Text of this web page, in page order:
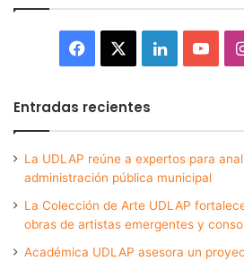
Facebook LinkedIn
Entradas recientes
La UDLAP reúne a expertos para
administración pública municipal
La Colección de Arte UDLAP
obras de artistas emergentes y
Académica UDLAP asesora un